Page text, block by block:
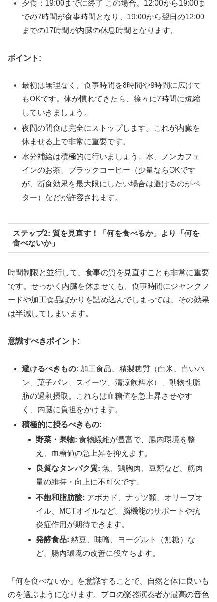
夕食：19:00までに終了 この場合、12:00から19:00ま
での7時間が食事時間となり、19:00から翌日の12:00
までの17時間が内臓の休息時間となります。
ポイント:
最初は無理なく、食事時間を8時間や9時間に広げて
もOKです。体が慣れてきたら、徐々に7時間に短縮
していきましょう。
夜間の間食は完全にストップします。これが内臓を
休ませる上で非常に重要です。
水分補給は積極的に行いましょう。水、ノンカフェ
インのお茶、ブラックコーヒー（少量ならOKです
が、断食効果を最大限にしたい場合は避けるのがベ
ター）などが許容されます。
ステップ2: 質を見直す！「何を食べるか」より「何を
食べないか」
時間制限と並行して、食事の質を見直すことも非常に重要
です。せっかく内臓を休ませても、食事時間にジャンクフ
ードや加工食品ばかりを詰め込んでしまっては、その効果
は半減してしまいます。
意識すべきポイント:
避けるべきもの: 加工食品、精製糖質（白米、白いパ
ン、菓子パン、スイーツ、清涼飲料水）、動物性脂
肪の過剰摂取。これらは血糖値を急上昇させやす
く、内臓に負担をかけます。
積極的に摂るべきもの:
野菜・果物: 食物繊維が豊富で、腸内環境を整
え、血糖値の急上昇を抑えます。
良質なタンパク質: 魚、鶏胸肉、豆類など。筋肉
量の維持・向上に不可欠です。
不飽和脂肪酸: アボカド、ナッツ類、オリーブオ
イル、MCTオイルなど。脳機能のサポートや抗
炎症作用が期待できます。
発酵食品: 納豆、味噌、ヨーグルト（無糖）な
ど。腸内環境の改善に役立ちます。
「何を食べないか」を意識することで、自然と体に良いも
のを選ぶようになります。プロの楽器演奏者が最高の音色